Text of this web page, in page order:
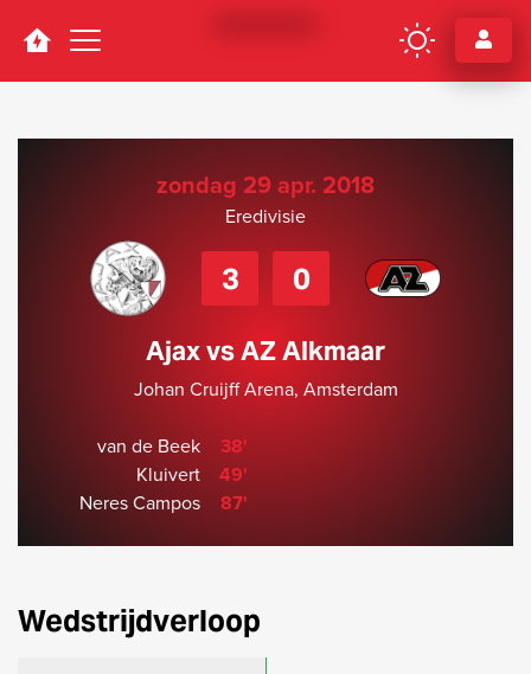
Navigation
zondag 29 apr. 2018
Eredivisie
3 0
Ajax vs AZ Alkmaar
Johan Cruijff Arena, Amsterdam
van de Beek
38'
Kluivert
49'
Neres Campos
87'
Wedstrijdverloop